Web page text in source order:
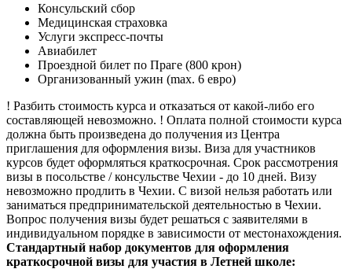
Консульский сбор
Медицинская страховка
Услуги экспресс-почты
Авиабилет
Проездной билет по Праге (800 крон)
Организованный ужин (max. 6 евро)
! Разбить стоимость курса и отказаться от какой-либо его
составляющей невозможно. ! Оплата полной стоимости курса
должна быть произведена до получения из Центра
приглашения для оформления визы. Виза для участников
курсов будет оформляться краткосрочная. Срок рассмотрения
визы в посольстве / консульстве Чехии - до 10 дней. Визу
невозможно продлить в Чехии. С визой нельзя работать или
заниматься предпринимательской деятельностью в Чехии.
Вопрос получения визы будет решаться с заявителями в
индивидуальном порядке в зависимости от местонахождения.
Стандартный набор документов для оформления
краткосрочной визы для участия в Летней школе: